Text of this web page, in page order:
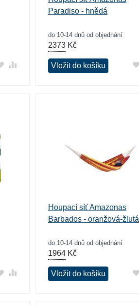
Paradiso - hnědá
do 10-14 dnů od objednání
2373Kč
Vložit do košíku
Houpací síť Amazonas
Barbados - oranžová-žlutá
do 10-14 dnů od objednání
1964Kč
Vložit do košíku